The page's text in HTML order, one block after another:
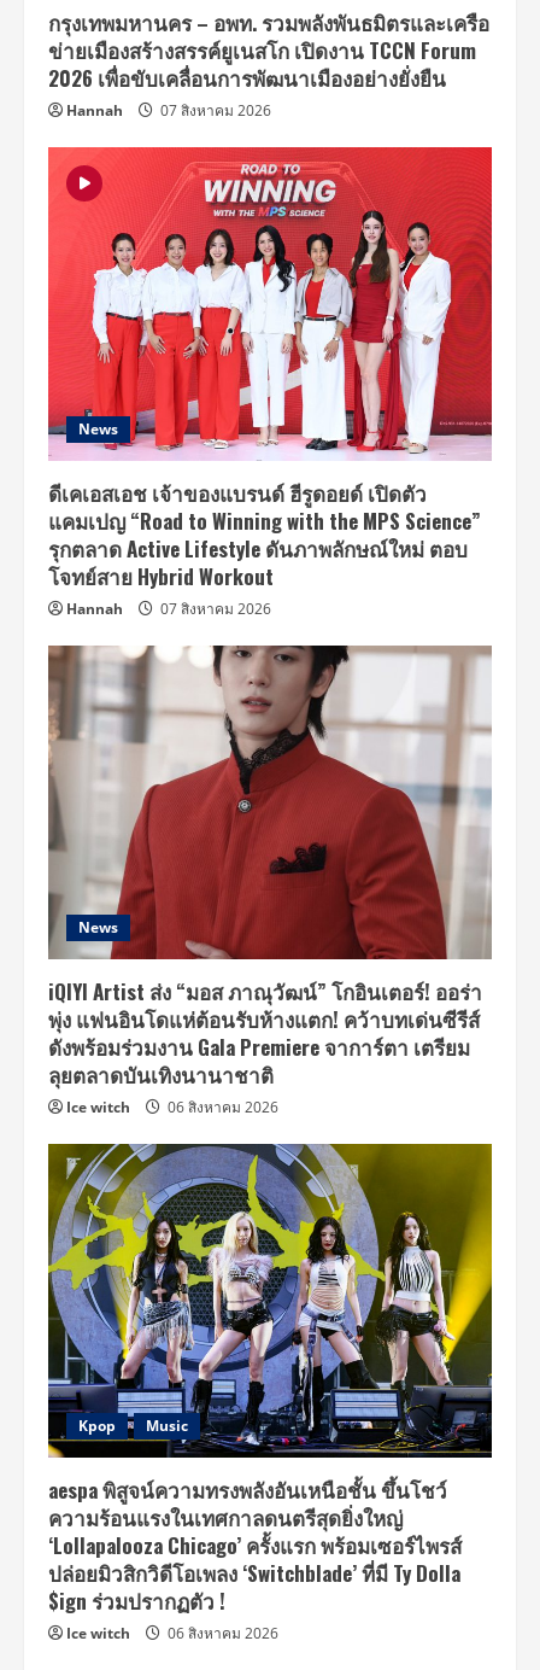
ต้อง
ลุ้น
ถึง
แขก
รับ
เชิญ
ปริศนา
กรุงเทพมหานคร – อพท. รวมพลังพันธมิตรและเครือ
ข่ายเมืองสร้างสรรค์ยูเนสโก เปิดงาน TCCN Forum
2026 เพื่อขับเคลื่อนการพัฒนาเมืองอย่างยั่งยืน
Hannah 07 สิงหาคม 2026
News
ดีเคเอสเอช เจ้าของแบรนด์ ฮีรูดอยด์ เปิดตัว
แคมเปญ “Road to Winning with the MPS Science”
รุกตลาด Active Lifestyle ดันภาพลักษณ์ใหม่ ตอบ
โจทย์สาย Hybrid Workout
Hannah 07 สิงหาคม 2026
News
iQIYI Artist ส่ง “มอส ภาณุวัฒน์” โกอินเตอร์! ออร่า
พุ่ง แฟนอินโดแห่ต้อนรับห้างแตก! คว้าบทเด่นซีรีส์
ดังพร้อมร่วมงาน Gala Premiere จาการ์ตา เตรียม
ลุยตลาดบันเทิงนานาชาติ
Ice witch 06 สิงหาคม 2026
Kpop Music
aespa พิสูจน์ความทรงพลังอันเหนือชั้น ขึ้นโชว์
ความร้อนแรงในเทศกาลดนตรีสุดยิ่งใหญ่
‘Lollapalooza Chicago’ ครั้งแรก พร้อมเซอร์ไพรส์
ปล่อยมิวสิกวิดีโอเพลง ‘Switchblade’ ที่มี Ty Dolla
$ign ร่วมปรากฏตัว !
Ice witch 06 สิงหาคม 2026